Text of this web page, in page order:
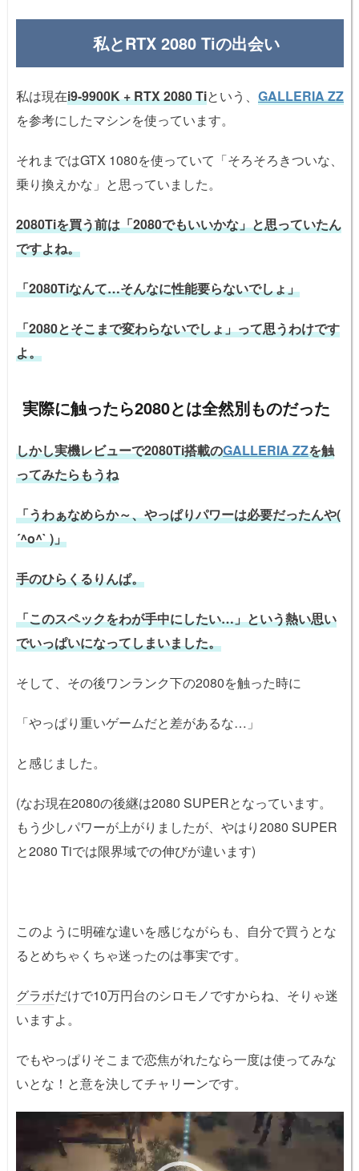
私とRTX 2080 Tiの出会い
私は現在i9-9900K + RTX 2080 Tiという、 GALLERIA ZZ
を参考にしたマシンを使っています。
それまではGTX 1080を使っていて「そろそろきついな、
乗り換えかな」と思っていました。
2080Tiを買う前は「2080でもいいかな」と思っていたん
ですよね。
「2080Tiなんて…そんなに性能要らないでしょ」
「2080とそこまで変わらないでしょ」って思うわけです
よ。
実際に触ったら2080とは全然別ものだった
しかし実機レビューで2080Ti搭載のGALLERIA ZZを触
ってみたらもうね
「うわぁなめらか～、やっぱりパワーは必要だったんや(
´^o^` )」
手のひらくるりんぱ。
「このスペックをわが手中にしたい…」という熱い思い
でいっぱいになってしまいました。
そして、その後ワンランク下の2080を触った時に
「やっぱり重いゲームだと差があるな…」
と感じました。
(なお現在2080の後継は2080 SUPERとなっています。
もう少しパワーが上がりましたが、やはり2080 SUPER
と2080 Tiでは限界域での伸びが違います)
このように明確な違いを感じながらも、自分で買うとな
るとめちゃくちゃ迷ったのは事実です。
グラボだけで10万円台のシロモノですからね、そりゃ迷
いますよ。
でもやっぱりそこまで恋焦がれたなら一度は使ってみな
いとな！と意を決してチャリーンです。
プ